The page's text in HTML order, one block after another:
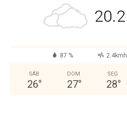
20.2
87 % 2.4kmh
SÁB
26°
DOM
27°
SEG
28°